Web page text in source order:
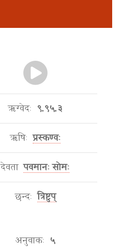
ऋग्वेदः ९.९५.३
ऋषिः प्रस्कण्वः
देवता पवमानः सोमः
छन्दः त्रिष्टुप्
अनुवाकः ५